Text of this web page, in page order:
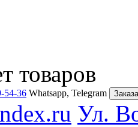
товаров
54-36 Whatsapp, Telegram
Ул.